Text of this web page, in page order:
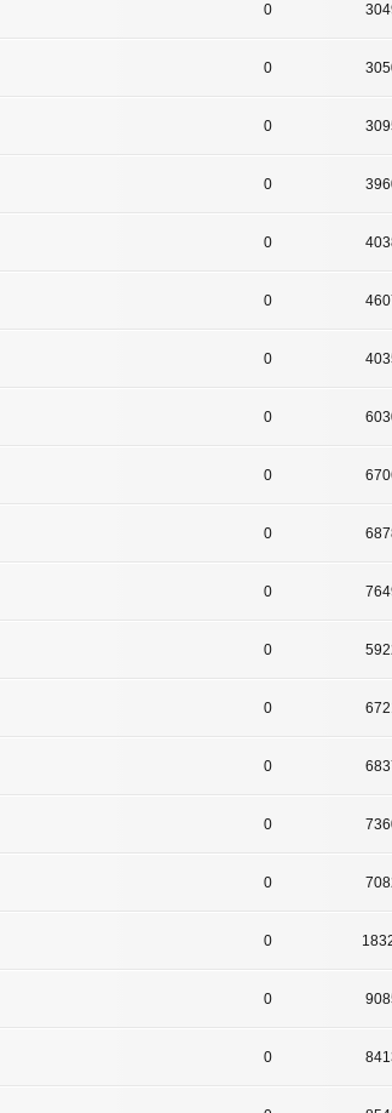
0
0
0
0
0
0
0
0
0
0
0
0
0
0
0
0
0
0
0